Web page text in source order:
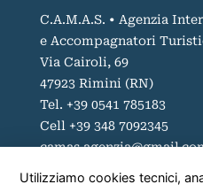
C.A.M.A.S. • Agenzia
e Accompagnatori
Via Cairoli, 69
47923 Rimini (RN)
Tel. +39 0541 785183
Cell +39 348 7092345
Utilizziamo cookies tecnici,